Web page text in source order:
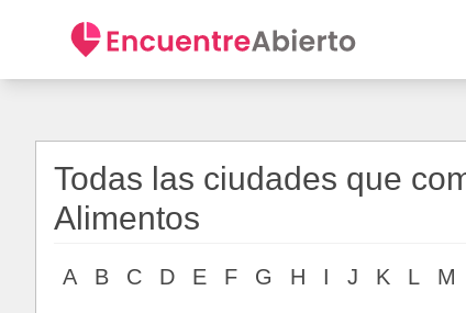
Todas las ciudades que
Alimentos
A B C D E F G H I J K L M